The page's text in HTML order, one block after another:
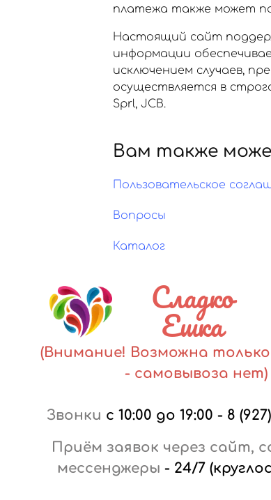
платежа также может
Настоящий сайт
информации
исключением случаев,
осуществляется в
Sprl, JCB.
Вам также
Пользовательское
Вопросы
Каталог
Сладко
Ешка
(Внимание! Возможна
- самовывоза нет)
Звонки с 10:00 до 19:00 - 8
Приём заявок через сайт,
мессенджеры - 24/7